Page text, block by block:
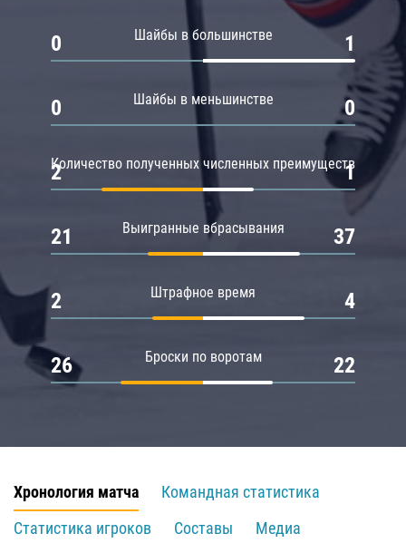
Шайбы в большинстве
0 1
Шайбы в меньшинстве
0 0
Количество полученных численных преимуществ
2 1
Выигранные вбрасывания
21 37
Штрафное время
2 4
Броски по воротам
26 22
Хронология матча
Командная статистика
Статистика игроков
Составы
Медиа